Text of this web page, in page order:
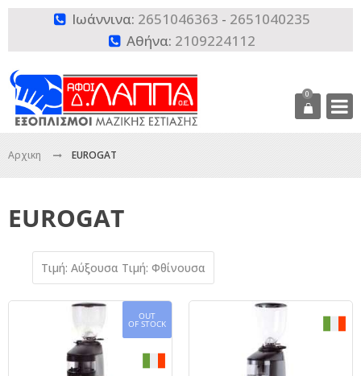
 Ιωάννινα: 2651046363 - 2651040235
 Αθήνα: 2109224112
0
Αρχικη EUROGAT
EUROGAT
Τιμή: Αύξουσα Τιμή: Φθίνουσα
OUT
OF STOCK